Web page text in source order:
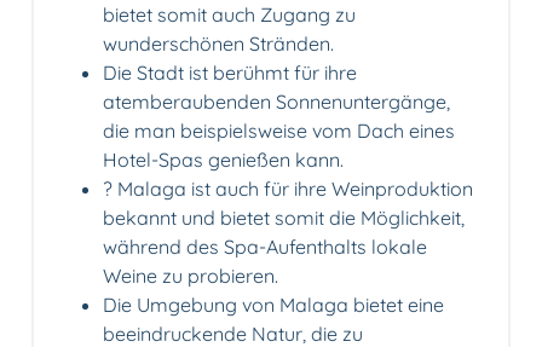
bietet somit auch Zugang zu
wunderschönen Stränden.
Die Stadt ist berühmt für ihre
atemberaubenden Sonnenuntergänge,
die man beispielsweise vom Dach eines
Hotel-Spas genießen kann.
? Malaga ist auch für ihre Weinproduktion
bekannt und bietet somit die Möglichkeit,
während des Spa-Aufenthalts lokale
Weine zu probieren.
Die Umgebung von Malaga bietet eine
beeindruckende Natur, die zu